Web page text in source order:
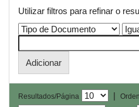
Utilizar filtros para refinar o
Resultados/Página |